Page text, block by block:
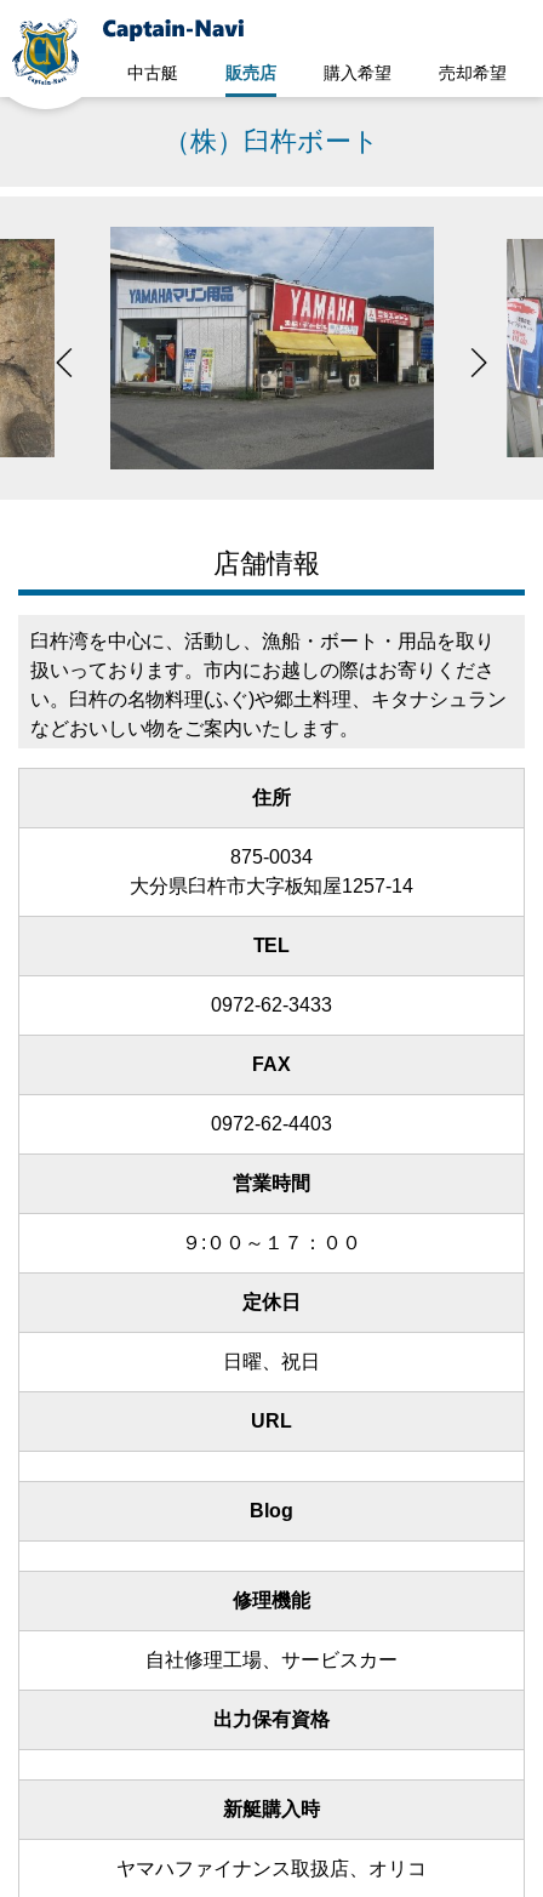
中古艇 販売店 購入希望 売却希望
（株）臼杵ボート
店舗情報
臼杵湾を中心に、活動し、漁船・ボート・用品を取り
扱いっております。市内にお越しの際はお寄りくださ
い。臼杵の名物料理(ふぐ)や郷土料理、キタナシュラン
などおいしい物をご案内いたします。
住所
875-0034
大分県臼杵市大字板知屋1257-14
TEL
0972-62-3433
FAX
0972-62-4403
営業時間
９:００～１７：００
定休日
日曜、祝日
URL
Blog
修理機能
自社修理工場、サービスカー
出力保有資格
新艇購入時
ヤマハファイナンス取扱店、オリコ